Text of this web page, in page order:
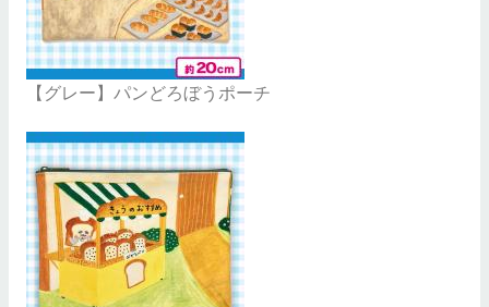
【グレー】パンどろぼうポーチ